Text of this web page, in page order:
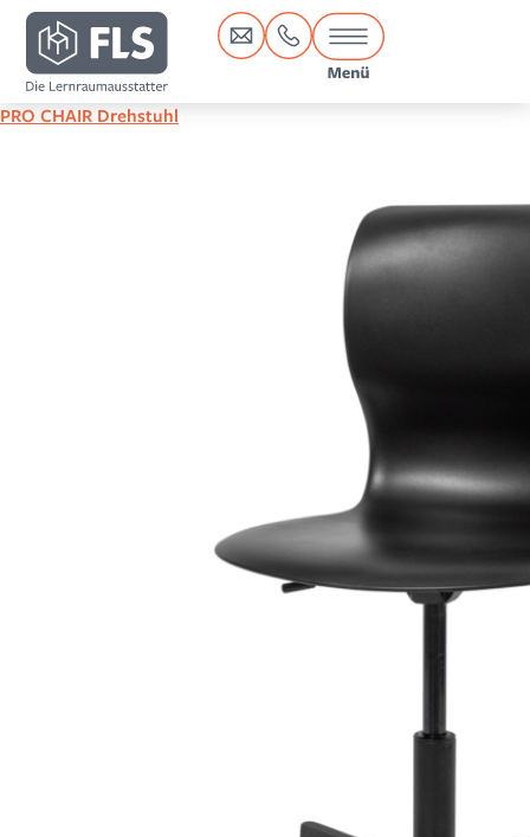
springen
PRO CHAIR Drehstuhl